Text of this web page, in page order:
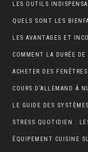
QUELS SONT LES
ÉQUIPEMENT CUISINE